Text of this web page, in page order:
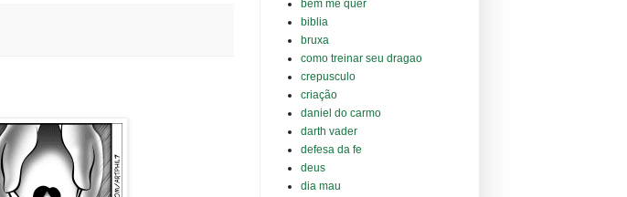
bem me quer
biblia
bruxa
como treinar seu dragao
crepusculo
criação
daniel do carmo
darth vader
defesa da fe
deus
dia mau